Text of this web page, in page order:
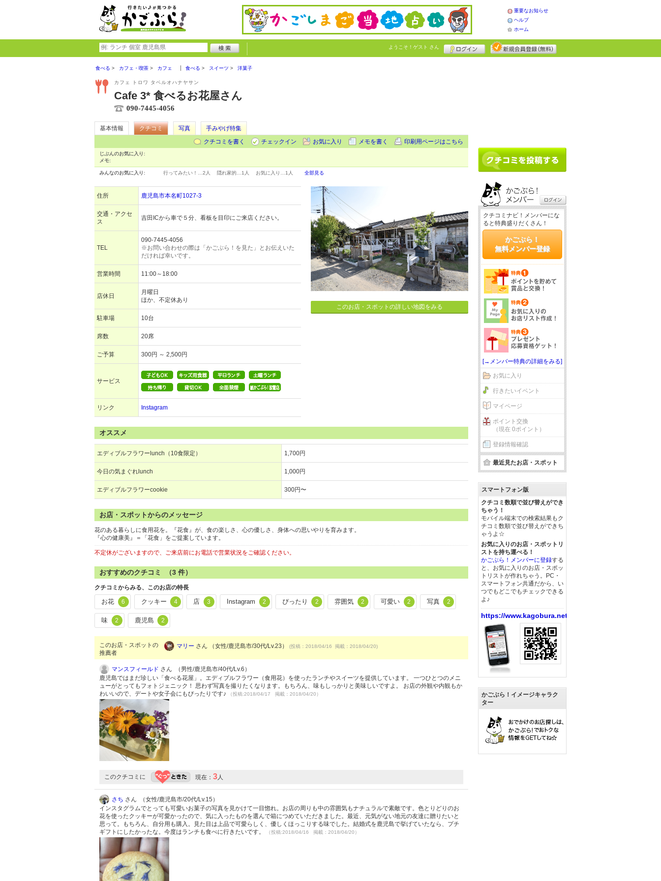
重要なお知らせ
ヘルプ
ホーム
ようこそ！ ゲスト さん
食べる カフェ・喫茶 カフェ 食べる スイーツ 洋菓子
カフェ トロワ タベルオハナヤサン
Cafe 3* 食べるお花屋さん
090-7445-4056
基本情報 クチコミ 写真
手みやげ特集
クチコミを書く
チェックイン お気に入り メモを書く 印刷用ページはこちら
じぶんのお気に入り:
メモ:
みんなのお気に入り: 行ってみたい！… 2人 隠れ家的… 1人 お気に入り… 1人 全部見る
住所 鹿児島市本名町1027-3
交通・アクセ
ス
吉田ICから車で５分、看板を目印にご来店ください。
TEL
090-7445-4056
※お問い合わせの際は「かごぶら！を見た」とお伝えいた
だければ幸いです。
営業時間 11:00～18:00
店休日
月曜日
ほか、不定休あり
駐車場 10台
席数 20席
ご予算 300円 ～ 2,500円
サービス
リンク Instagram
このお店・スポットの詳しい地図をみる
オススメ
エディブルフラワーlunch（10食限定） 1,700円
今日の気まぐれlunch 1,000円
エディブルフラワーcookie 300円〜
お店・スポットからのメッセージ
花のある暮らしに食用花を。『花食』が、食の楽しさ、心の優しさ、身体への思いやりを育みます。
『心の健康美』＝「花食」をご提案しています。
不定休がございますので、ご来店前にお電話で営業状況をご確認ください。
おすすめのクチコミ （3 件）
クチコミからみる、このお店の特長
お花 6 クッキー 4 店 3 Instagram 2 ぴったり 2 雰囲気 2 可愛い 2 写真 2
味 2 鹿児島 2
このお店・スポットの
推薦者
マリー さん （女性/鹿児島市/30代/Lv.23） (投稿：2018/04/16 掲載：2018/04/20)
マンスフィールド さん （男性/鹿児島市/40代/Lv.6）
鹿児島ではまだ珍しい「食べる花屋」。エディブルフラワー（食用花）を使ったランチやスイーツを提供しています。 一つひとつのメニ
ューがとってもフォトジェニック！ 思わず写真を撮りたくなります。もちろん、味もしっかりと美味しいですよ。 お店の外観や内観もか
わいいので、デートや女子会にもぴったりです♪
（投稿:2018/04/17 掲載：2018/04/20）
このクチコミに 現在： 3人
さち さん （女性/鹿児島市/20代/Lv.15）
インスタグラムでとっても可愛いお菓子の写真を見かけて一目惚れ。お店の周りも中の雰囲気もナチュラルで素敵です。色とりどりのお
花を使ったクッキーが可愛かったので、気に入ったものを選んで箱につめていただきました。最近、元気がない地元の友達に贈りたいと
思って。もちろん、自分用も購入。見た目は上品で可愛らしく、優しくほっこりする味でした。結婚式を鹿児島で挙げていたなら、プチ
ギフトにしたかったな。今度はランチも食べに行きたいです。
（投稿:2018/04/16 掲載：2018/04/20）
クチコミナビ！メンバーにな
ると特典盛りだくさん！
かごぶら！
無料メンバー登録
[→メンバー特典の詳細をみる]
お気に入り
行きたいイベント
マイページ
ポイント交換
（現在 0ポイント）
登録情報確認
最近見たお店・スポット
スマートフォン版
クチコミ数順で並び替えができ
ちゃう！
モバイル端末での検索結果もク
チコミ数順で並び替えができち
ゃうよ☆
お気に入りのお店・スポットリ
ストを持ち運べる！
かごぶら！メンバーに登録する
と、お気に入りのお店・スポッ
トリストが作れちゃう。PC・
スマートフォン共通だから、い
つでもどこでもチェックできる
よ♪
https://www.kagobura.net/
かごぶら！イメージキャラク
ター